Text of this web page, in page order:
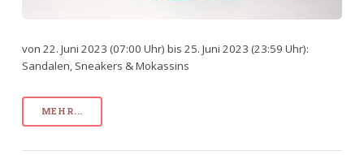
von 22. Juni 2023 (07:00 Uhr) bis 25. Juni 2023 (23:59 Uhr):
Sandalen, Sneakers & Mokassins
MEHR...